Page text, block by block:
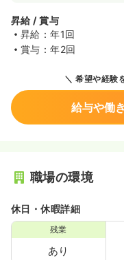
昇給 / 賞与
昇給：年1回
賞与：年2回
希望や経験
給与や働
職場の環境
休日・休暇詳細
残業
あり